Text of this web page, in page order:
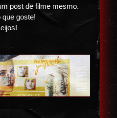
post de filme mesmo.
que goste!